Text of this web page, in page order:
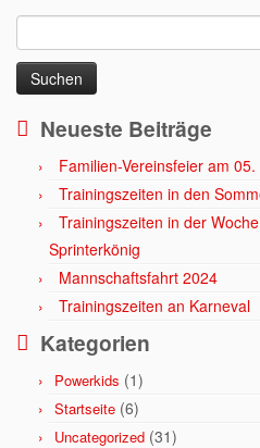
nach:
Neueste Beiträge
Familien-Vereinsfeier am
Trainingszeiten in den
Trainingszeiten in der
Sprinterkönig
Mannschaftsfahrt 2024
Trainingszeiten an Karneval
Kategorien
Powerkids (1)
Startseite (6)
Uncategorized (31)